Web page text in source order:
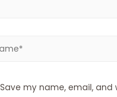
Save my name, email,